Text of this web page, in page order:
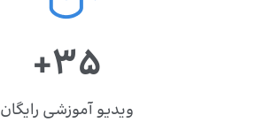
+35
ویدیو آموزشی رایگان